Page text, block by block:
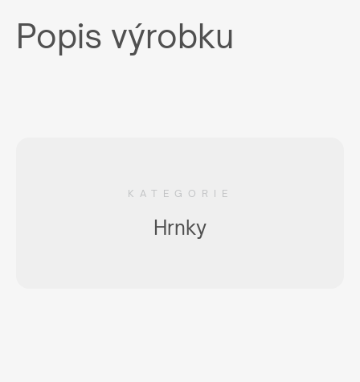
Popis výrobku
KATEGORIE
Hrnky